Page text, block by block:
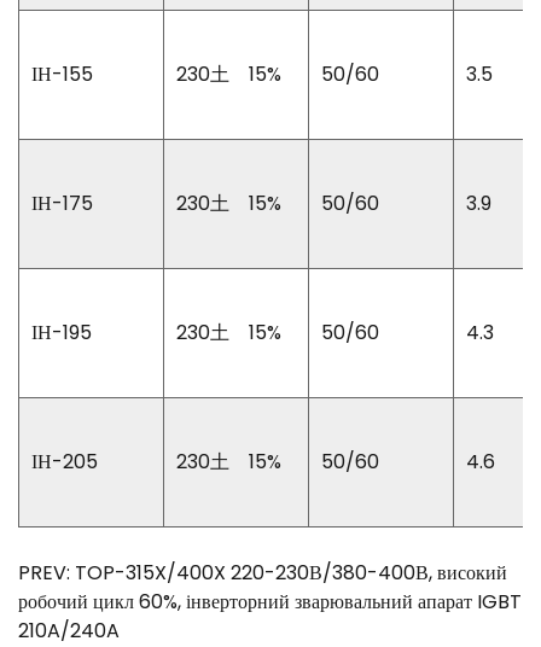
ІН-155 230土 15% 50/60 3.5
ІН-175 230土 15% 50/60 3.9
ІН-195 230土 15% 50/60 4.3
ІН-205 230土 15% 50/60 4.6
PREV: TOP-315X/400X 220-230В/380-400В, високий
робочий цикл 60%, інверторний зварювальний апарат IGBT
210A/240A